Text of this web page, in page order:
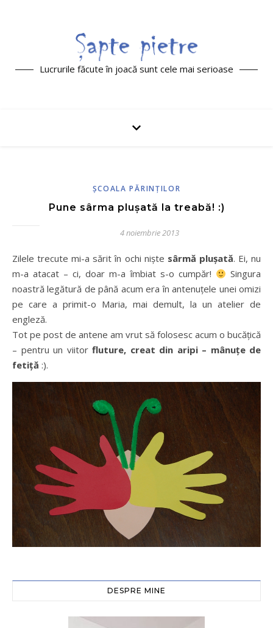
Lucrurile făcute în joacă sunt cele mai serioase
ŞCOALA PĂRINŢILOR
Pune sârma pluşată la treabă! :)
4 noiembrie 2013
Zilele trecute mi-a sărit în ochi nişte sârmă pluşată. Ei, nu
m-a atacat – ci, doar m-a îmbiat s-o cumpăr!
Singura
noastră legătură de până acum era în antenuţele unei omizi
pe care a primit-o Maria, mai demult, la un atelier de
engleză.
Tot pe post de antene am vrut să folosesc acum o bucăţică
– pentru un viitor fluture, creat din aripi – mânuţe de
fetiţă :).
DESPRE MINE